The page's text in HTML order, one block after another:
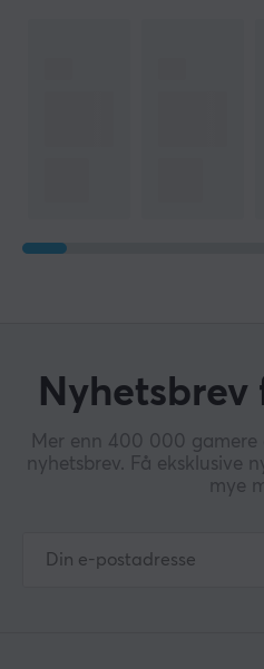
Nyhetsbrev
Mer enn 400 000
nyhetsbrev. Få eksklusive
mye